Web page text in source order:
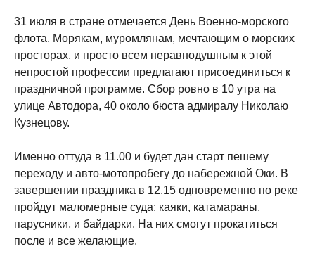
31 июля в стране отмечается День Военно-морского
флота. Морякам, муромлянам, мечтающим о морских
просторах, и просто всем неравнодушным к этой
непростой профессии предлагают присоединиться к
праздничной программе. Сбор ровно в 10 утра на
улице Автодора, 40 около бюста адмиралу Николаю
Кузнецову.
Именно оттуда в 11.00 и будет дан старт пешему
переходу и авто-мотопробегу до набережной Оки. В
завершении праздника в 12.15 одновременно по реке
пройдут маломерные суда: каяки, катамараны,
парусники, и байдарки. На них смогут прокатиться
после и все желающие.